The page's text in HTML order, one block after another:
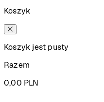
Koszyk
Koszyk jest pusty
Razem
0,00 PLN